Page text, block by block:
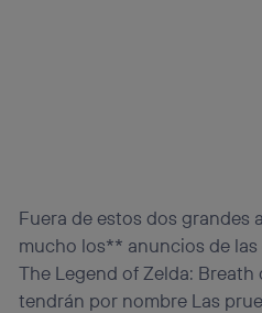
Fuera de estos dos grandes
mucho los** anuncios de las
The Legend of Zelda:
tendrán por nombre Las